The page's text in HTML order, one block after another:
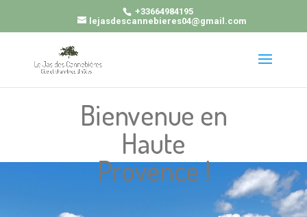
+33664984195
lejasdescannebieres04@gmail.com
Bienvenue en
Haute
Provence !